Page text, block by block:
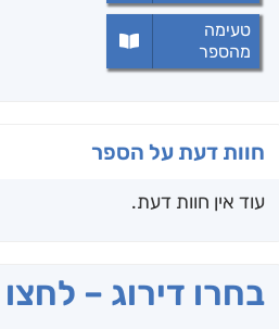
טעימה
מהספר
חוות דעת על הספר
עוד אין חוות דעת.
בחרו דירוג –